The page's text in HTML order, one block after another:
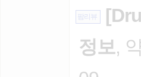
팜리뷰
정보,